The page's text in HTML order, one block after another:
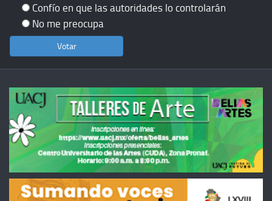
Confío en que las autoridades lo controlarán
No me preocupa